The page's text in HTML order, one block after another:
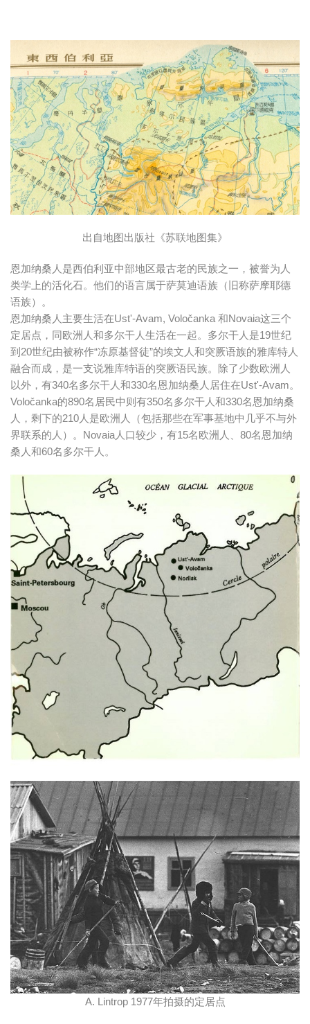
出自地图出版社《苏联地图集》
恩加纳桑人是西伯利亚中部地区最古老的民族之一，被誉为人
类学上的活化石。他们的语言属于萨莫迪语族（旧称萨摩耶德
语族）。
恩加纳桑人主要生活在Ust'-Avam, Voločanka 和Novaia这三个
定居点，同欧洲人和多尔干人生活在一起。多尔干人是19世纪
到20世纪由被称作“冻原基督徒”的埃文人和突厥语族的雅库特人
融合而成，是一支说雅库特语的突厥语民族。除了少数欧洲人
以外，有340名多尔干人和330名恩加纳桑人居住在Ust'-Avam。
Voločanka的890名居民中则有350名多尔干人和330名恩加纳桑
人，剩下的210人是欧洲人（包括那些在军事基地中几乎不与外
界联系的人）。Novaia人口较少，有15名欧洲人、80名恩加纳
桑人和60名多尔干人。
A. Lintrop 1977年拍摄的定居点